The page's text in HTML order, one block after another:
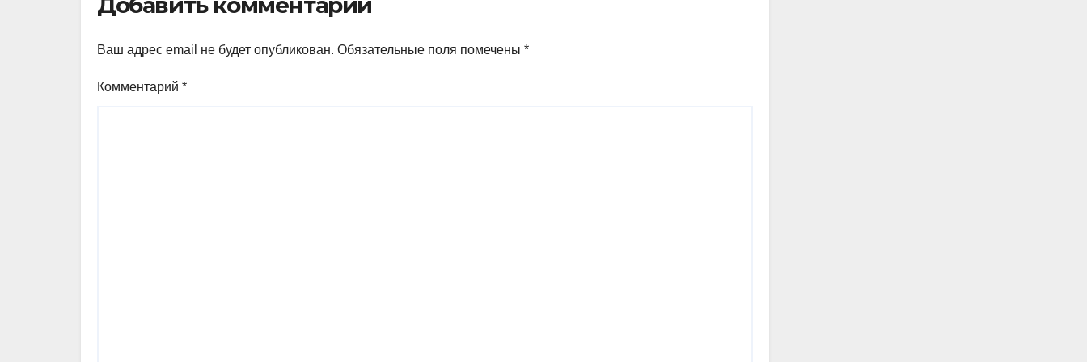
Ваш адрес email не будет опубликован. Обязательные поля помечены *
Комментарий *